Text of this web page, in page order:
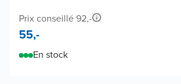
Prix conseillé 92,-
55,-
En stock